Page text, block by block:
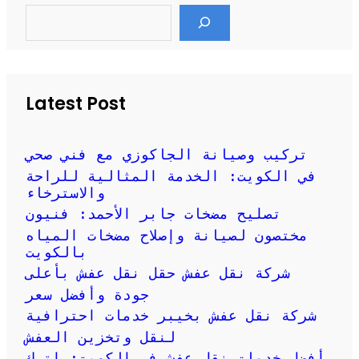
Latest Post
تركيب وصيانة الجاكوزي مع فني صحي
في الكويت: الخدمة المثالية للراحة
والاسترخاء
تصليح مضخات جابر الأحمد: فنيون
مختصون لصيانة وإصلاح مضخات المياه
بالكويت
شركة نقل عفش حقل نقل عفش بأعلى
جودة وأفضل سعر
شركة نقل عفش بخيبر خدمات احترافية